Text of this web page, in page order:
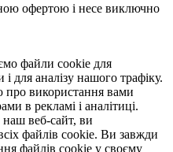
офертою і несе виключно
файли cookie для
і для аналізу нашого трафіку.
про використання вами
в рекламі і аналітиці.
веб-сайт, ви
файлів cookie. Ви завжди
файлів cookie у своєму